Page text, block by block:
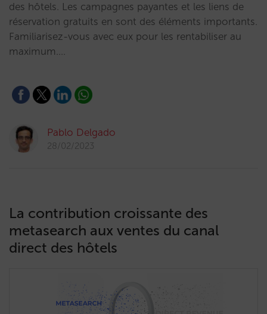
des hôtels. Les campagnes payantes et les liens de
réservation gratuits en sont des éléments importants.
Familiarisez-vous avec eux pour les rentabiliser au
maximum.…
Pablo Delgado
28/02/2023
La contribution croissante des
metasearch aux ventes du canal
direct des hôtels